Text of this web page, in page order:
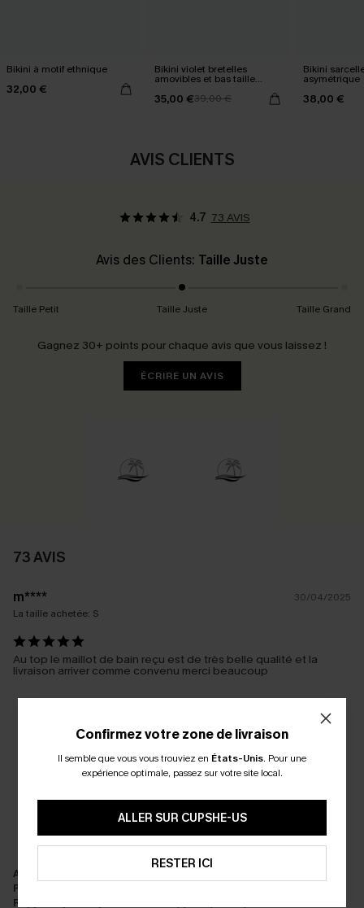
Bikini à motif ethnique
32,00 €
Bikini violet bretelles
amovibles et bas taille
35,00 €39,00 €
Bikini
asymétrique
38,00 €
AVIS CLIENTS
4.7 73 AVIS
Avis des Clients: Taille Juste
Taille Petit Taille Juste Taille Grand
Gagnez 30+ points pour chaque avis que vous laissez !
ÉCRIRE UN AVIS
73 AVIS
m****
30/04/2025
La taille achetée: S
Au top le maillot de bain reçu est de très belle qualité et la
livraison arriver comme convenu merci beaucoup
Apparence:
Performance:
Rapport qualité/prix:
Confirmez votre zone de livraison
Il semble que vous vous trouviez en États-Unis. Pour une
expérience optimale, passez sur votre site local.
ALLER SUR CUPSHE-US
RESTER ICI